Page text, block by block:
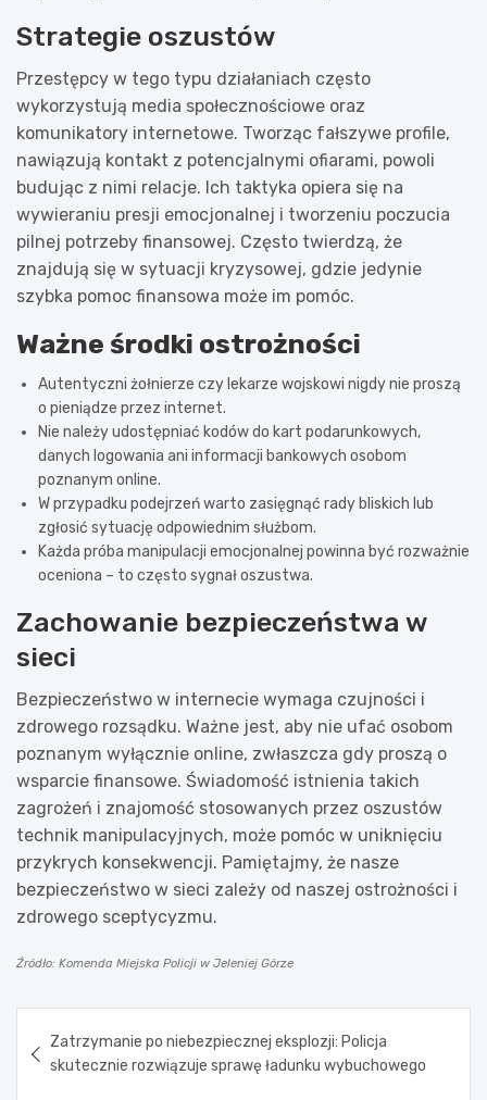
Strategie oszustów
Przestępcy w tego typu działaniach często
wykorzystują media społecznościowe oraz
komunikatory internetowe. Tworząc fałszywe profile,
nawiązują kontakt z potencjalnymi ofiarami, powoli
budując z nimi relacje. Ich taktyka opiera się na
wywieraniu presji emocjonalnej i tworzeniu poczucia
pilnej potrzeby finansowej. Często twierdzą, że
znajdują się w sytuacji kryzysowej, gdzie jedynie
szybka pomoc finansowa może im pomóc.
Ważne środki ostrożności
Autentyczni żołnierze czy lekarze wojskowi nigdy nie proszą
o pieniądze przez internet.
Nie należy udostępniać kodów do kart podarunkowych,
danych logowania ani informacji bankowych osobom
poznanym online.
W przypadku podejrzeń warto zasięgnąć rady bliskich lub
zgłosić sytuację odpowiednim służbom.
Każda próba manipulacji emocjonalnej powinna być rozważnie
oceniona – to często sygnał oszustwa.
Zachowanie bezpieczeństwa w
sieci
Bezpieczeństwo w internecie wymaga czujności i
zdrowego rozsądku. Ważne jest, aby nie ufać osobom
poznanym wyłącznie online, zwłaszcza gdy proszą o
wsparcie finansowe. Świadomość istnienia takich
zagrożeń i znajomość stosowanych przez oszustów
technik manipulacyjnych, może pomóc w uniknięciu
przykrych konsekwencji. Pamiętajmy, że nasze
bezpieczeństwo w sieci zależy od naszej ostrożności i
zdrowego sceptycyzmu.
Źródło: Komenda Miejska Policji w Jeleniej Górze
wpisu
Zatrzymanie po niebezpiecznej eksplozji: Policja
skutecznie rozwiązuje sprawę ładunku wybuchowego